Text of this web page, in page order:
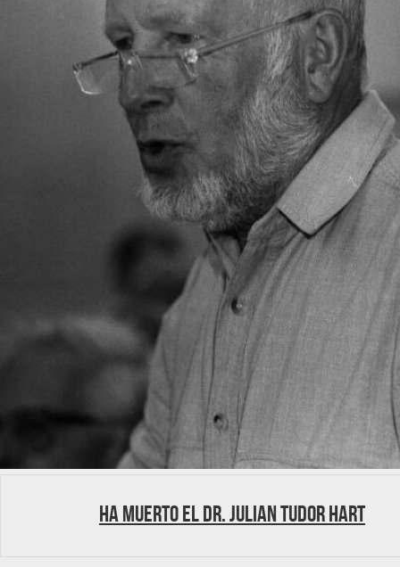
Ha muerto el Dr. Julian Tudor Hart